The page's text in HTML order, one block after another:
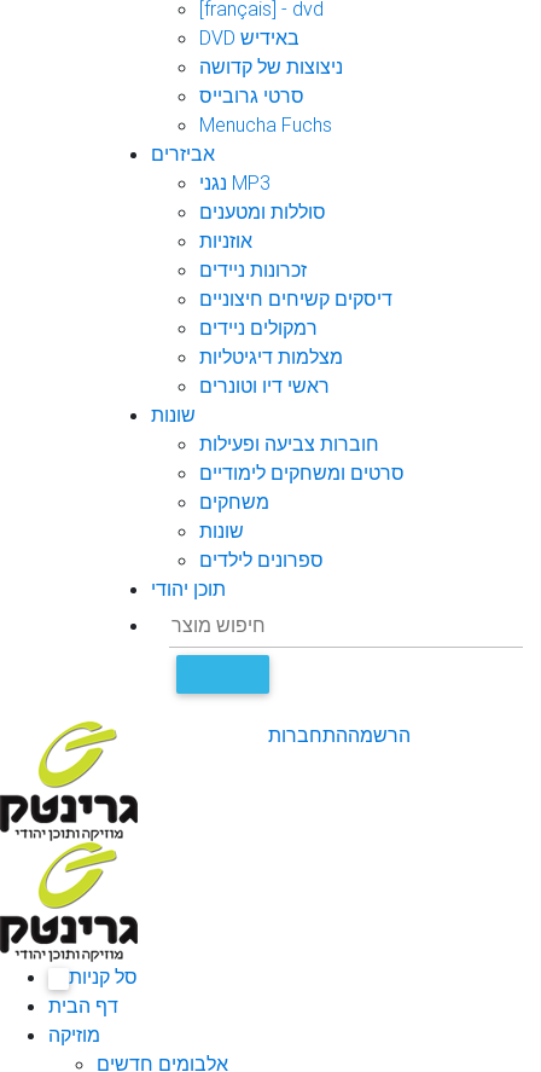
[français] - dvd
DVD באידיש
ניצוצות של קדושה
סרטי גרובייס
Menucha Fuchs
אביזרים
נגני MP3
סוללות ומטענים
אוזניות
זכרונות ניידים
דיסקים קשיחים חיצוניים
רמקולים ניידים
מצלמות דיגיטליות
ראשי דיו וטונרים
שונות
חוברות צביעה ופעילות
סרטים ומשחקים לימודיים
משחקים
שונות
ספרונים לילדים
תוכן יהודי
התחברותהרשמה
סל קניות
דף הבית
מוזיקה
אלבומים חדשים